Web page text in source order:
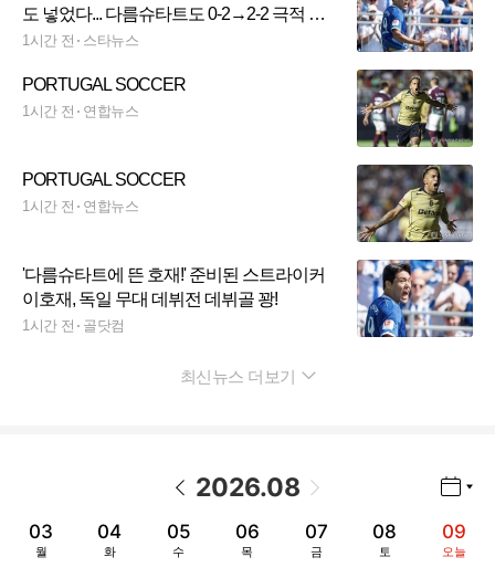
도 넣었다... 다름슈타트도 0-2→2-2 극적 무
승부
1시간 전 스타뉴스
PORTUGAL SOCCER
1시간 전 연합뉴스
PORTUGAL SOCCER
1시간 전 연합뉴스
'다름슈타트에 뜬 호재!' 준비된 스트라이커
이호재, 독일 무대 데뷔전 데뷔골 꽝!
1시간 전 골닷컴
최신뉴스 더보기
2026.08
03
월
04
화
05
수
06
목
07
금
08
토
09
오늘